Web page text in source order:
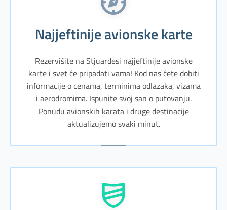
Najjeftinije avionske karte
Rezervišite na Stjuardesi najjeftinije avionske
karte i svet će pripadati vama! Kod nas ćete dobiti
informacije o cenama, terminima odlazaka, vizama
i aerodromima. Ispunite svoj san o putovanju.
Ponudu avionskih karata i druge destinacije
aktualizujemo svaki minut.